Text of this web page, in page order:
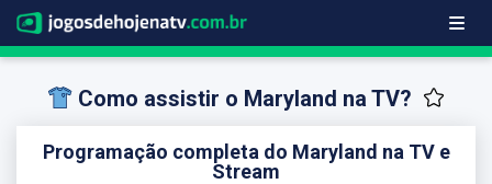
Como assistir o Maryland na TV?
Programação completa do Maryland na TV e
Stream